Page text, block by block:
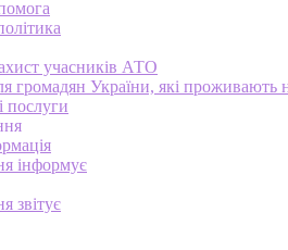
учасників АТО
громадян України, які проживають
послуги
інформує
звітує